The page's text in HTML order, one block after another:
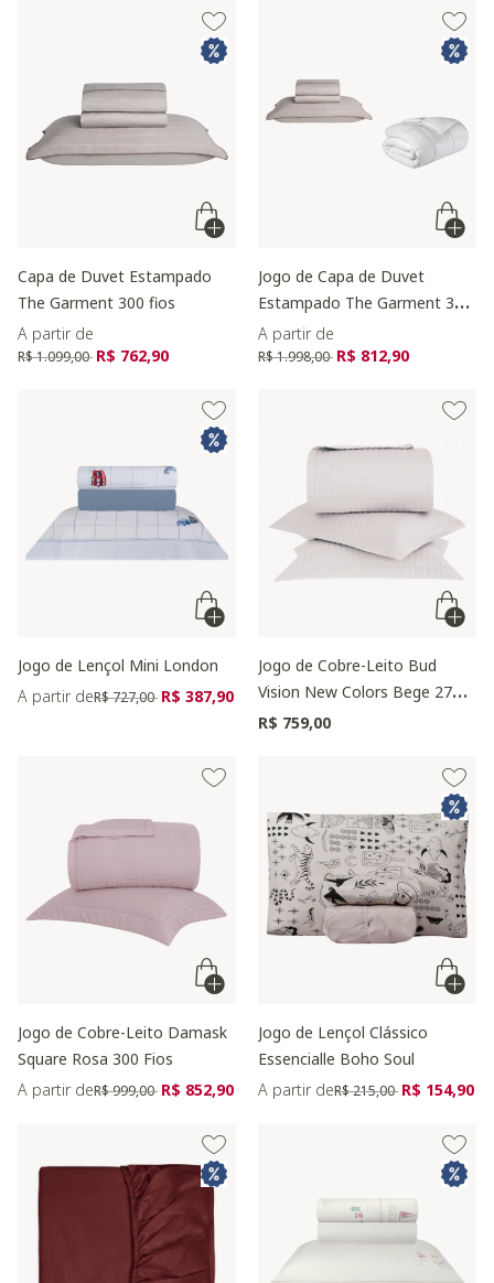
Capa de Duvet Estampado
The Garment 300 fios
A partir de
Preço reduzido de
R$ 1.099,00 para
R$ 762,90
Jogo de Capa de Duvet
Estampado The Garment 300
fios
A partir de
Preço reduzido de
R$ 1.998,00 para
R$ 812,90
Jogo de Lençol Mini London
A partir dePreço reduzido de
R$ 727,00 para
R$ 387,90
Jogo de Cobre-Leito Bud
Vision New Colors Bege 270
Fios
R$ 759,00
Jogo de Cobre-Leito Damask
Square Rosa 300 Fios
A partir dePreço reduzido de
R$ 999,00 para
R$ 852,90
Jogo de Lençol Clássico
Essencialle Boho Soul
A partir dePreço reduzido de
R$ 215,00 para
R$ 154,90